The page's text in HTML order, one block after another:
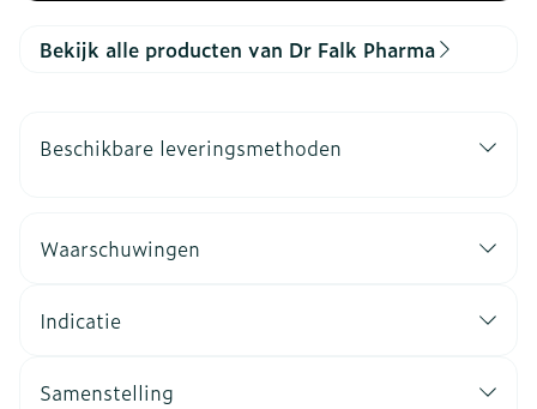
Bekijk alle producten van Dr Falk Pharma
Beschikbare leveringsmethoden
Waarschuwingen
Indicatie
Samenstelling